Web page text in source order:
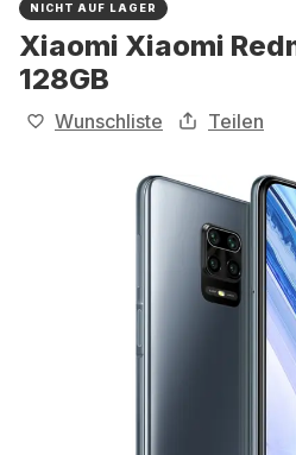
NICHT AUF LAGER
Xiaomi Xiaomi
128GB
Wunschliste Teilen